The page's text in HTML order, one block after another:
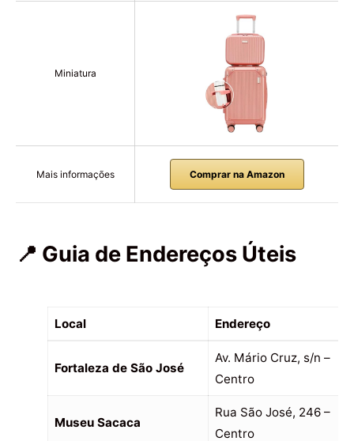
Miniatura
Mais informações Comprar na Amazon
📍 Guia de Endereços Úteis
Local Endereço
Fortaleza de São José
Av. Mário Cruz, s/n –
Centro
Museu Sacaca
Rua São José, 246 –
Centro